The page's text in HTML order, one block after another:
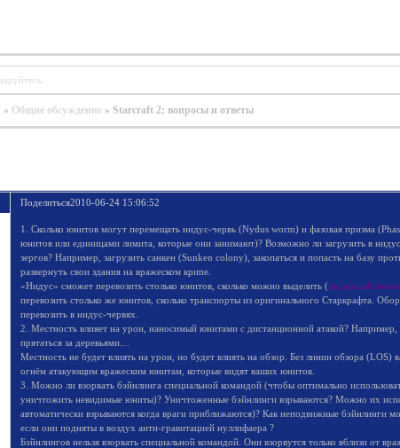
.
» Общие обсуждение » Starcraft 2: вопросы и ответы
Поделиться2010-06-24 15:06:52
1. Сколько юнитов могут перемещать нидус-червь (Nydus worm) и фазовая призма
юнитов или единицами лимита, которые они занимают)? Возможно ли загрузить в
зергов? Например, загрузить санкен (Sunken colony), закопаться и попасть на базу
развернуть свои здания на вражеском крипе.
«Нидус» сможет перевозить столько юнитов, сколько можно выделить (на данный
перевозить столько же юнитов, сколько транспорты из оригинального Старкрафта.
перевозить в нидус-червях.
2. Местность влияет на урон, наносимый юнитами с дистанционной атакой? Например,
прятаться за деревьями…
Местность не будет влиять на урон, но будет влиять на обзор. Без линии обзора (LOS)
огнём атакующим вражеским юнитам, которые видят ваших юнитов.
3. Можно ли взорвать бэйнлинга специальной командой (чтобы оптимально
уничтожить невидимые юниты)? Уничтоженные бэйнлинги взрываются? Можно их
автоматически взрываются когда враги приближаются)? Как неподвижные бэйнлинги
если они подняты в воздух анти-гравитацией нуллифаера ?
Бэйнлингов нельзя взорвать специальной командой. Они взорвутся только вблизи от